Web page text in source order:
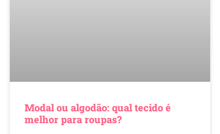
Modal ou algodão: qual tecido é
melhor para roupas?